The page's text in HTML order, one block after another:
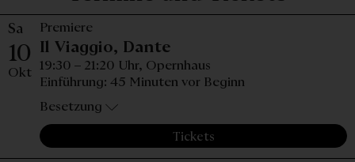
Sa
10
Okt
Premiere
Il Viaggio, Dante
19:30 – 21:20 Uhr, Opernhaus
Einführung: 45 Minuten vor Beginn
Besetzung
Tickets